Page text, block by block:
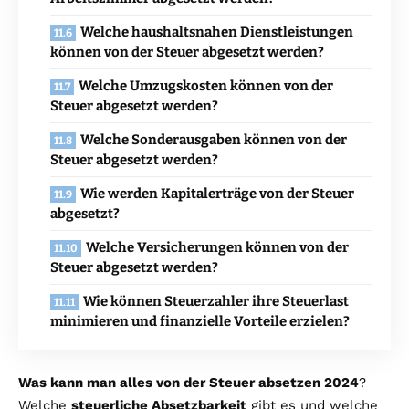
Welche haushaltsnahen Dienstleistungen
können von der Steuer abgesetzt werden?
Welche Umzugskosten können von der
Steuer abgesetzt werden?
Welche Sonderausgaben können von der
Steuer abgesetzt werden?
Wie werden Kapitalerträge von der Steuer
abgesetzt?
Welche Versicherungen können von der
Steuer abgesetzt werden?
Wie können Steuerzahler ihre Steuerlast
minimieren und finanzielle Vorteile erzielen?
Was kann man alles von der Steuer absetzen 2024?
Welche steuerliche Absetzbarkeit gibt es und welche